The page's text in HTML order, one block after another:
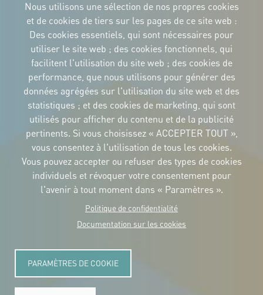
ImageImageImage
IDENTITÉ CORPORTATIVE
Téléchargez
les logos et le
manuel
NEWSLETTER
CONTACT
Carrer Avinyó, 15
08002 Barcelona
culture@uclg.org
Nous utilisons une sélection de nos propres cookies
et de cookies de tiers sur les pages de ce site web :
Des cookies essentiels, qui sont nécessaires pour
utiliser le site web ; des cookies fonctionnels, qui
facilitent l'utilisation du site web ; des cookies de
performance, que nous utilisons pour générer des
données agrégées sur l'utilisation du site web et des
statistiques ; et des cookies de marketing, qui sont
utilisés pour afficher du contenu et de la publicité
pertinents. Si vous choisissez « ACCEPTER TOUT »,
vous consentez à l'utilisation de tous les cookies.
Vous pouvez accepter ou refuser des types de cookies
individuels et révoquer votre consentement pour
l'avenir à tout moment dans « Paramètres ».
Politique de confidentialité
Documentation sur les cookies
PARAMÈTRES DE COOKIE